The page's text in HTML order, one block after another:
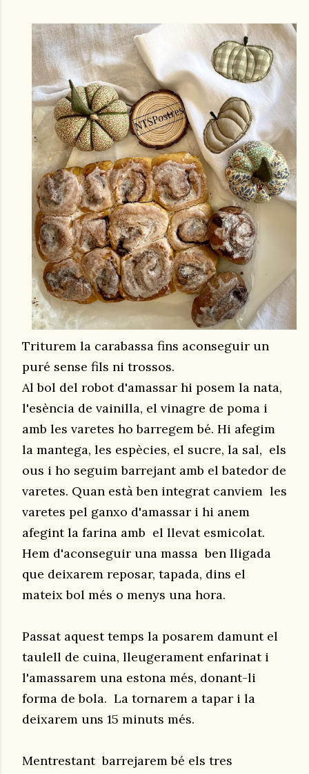
Triturem la carabassa fins aconseguir un
puré sense fils ni trossos.
Al bol del robot d'amassar hi posem la nata,
l'esència de vainilla, el vinagre de poma i
amb les varetes ho barregem bé. Hi afegim
la mantega, les espècies, el sucre, la sal, els
ous i ho seguim barrejant amb el batedor de
varetes. Quan està ben integrat canviem les
varetes pel ganxo d'amassar i hi anem
afegint la farina amb el llevat esmicolat.
Hem d'aconseguir una massa ben lligada
que deixarem reposar, tapada, dins el
mateix bol més o menys una hora.
Passat aquest temps la posarem damunt el
taulell de cuina, lleugerament enfarinat i
l'amassarem una estona més, donant-li
forma de bola. La tornarem a tapar i la
deixarem uns 15 minuts més.
Mentrestant barrejarem bé els tres